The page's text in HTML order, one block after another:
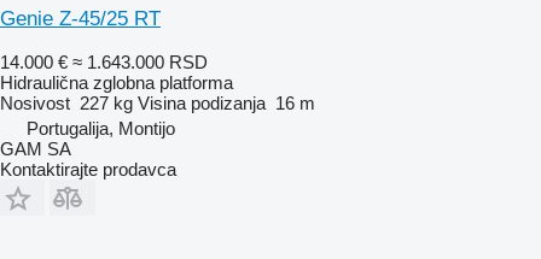
Genie Z-45/25 RT
14.000 € ≈ 1.643.000 RSD
Hidraulična zglobna platforma
Nosivost 227 kg Visina podizanja 16 m
Portugalija, Montijo
GAM SA
Kontaktirajte prodavca